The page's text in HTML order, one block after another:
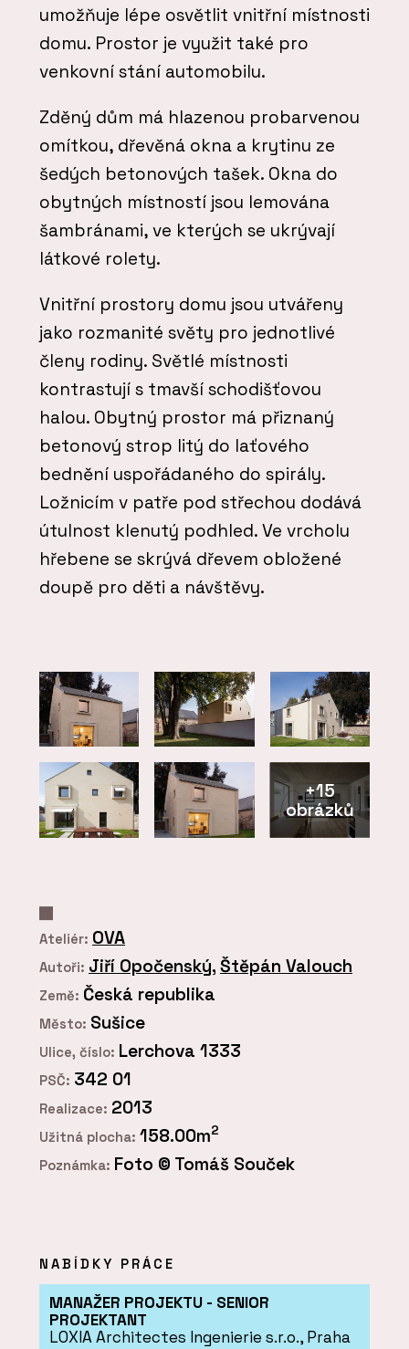
umožňuje lépe osvětlit vnitřní místnosti
domu. Prostor je využit také pro
venkovní stání automobilu.
Zděný dům má hlazenou probarvenou
omítkou, dřevěná okna a krytinu ze
šedých betonových tašek. Okna do
obytných místností jsou lemována
šambránami, ve kterých se ukrývají
látkové rolety.
Vnitřní prostory domu jsou utvářeny
jako rozmanité světy pro jednotlivé
členy rodiny. Světlé místnosti
kontrastují s tmavší schodišťovou
halou. Obytný prostor má přiznaný
betonový strop litý do laťového
bednění uspořádaného do spirály.
Ložnicím v patře pod střechou dodává
útulnost klenutý podhled. Ve vrcholu
hřebene se skrývá dřevem obložené
doupě pro děti a návštěvy.
+15
obrázků
Ateliér: OVA
Autoři: Jiří Opočenský, Štěpán Valouch
Země: Česká republika
Město: Sušice
Ulice, číslo: Lerchova 1333
PSČ: 342 01
Realizace: 2013
Užitná plocha: 158.00m2
Poznámka: Foto © Tomáš Souček
NABÍDKY PRÁCE
MANAŽER PROJEKTU - SENIOR
PROJEKTANT
LOXIA Architectes Ingenierie s.r.o., Praha